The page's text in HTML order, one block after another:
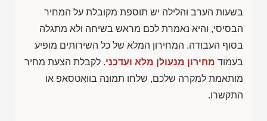
בשעות הערב והלילה יש תוספת מקובלת על המחיר
הבסיסי, והיא נאמרת לכם מראש בשיחה ולא מתגלה
בסוף העבודה. המחירון המלא של כל השירותים מופיע
בעמוד מחירון מנעולן מלא ועדכני. לקבלת הצעת מחיר
מותאמת למקרה שלכם, שלחו תמונה בוואטסאפ או
התקשרו.